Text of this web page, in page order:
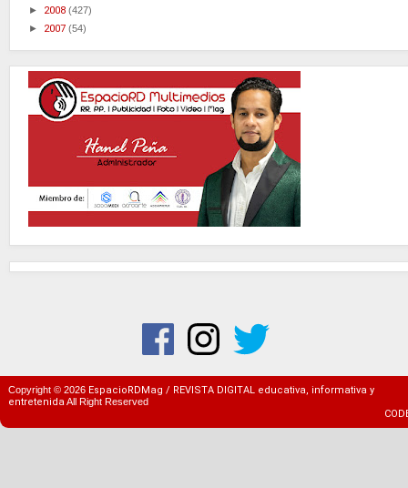
► 2008 (427)
► 2007 (54)
Copyright © 2026 EspacioRDMag / REVISTA DIGITAL educativa, informativa y
entretenidaAll Right Reserved